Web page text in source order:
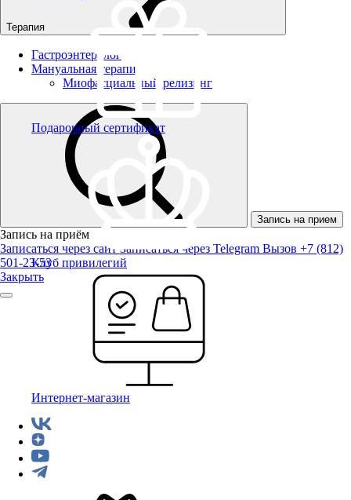
Терапия
Гастроэнтеролог
Мануальная терапия
Миофасциальный релизинг
Запись на прием
Запись на приём
Записаться через сайт Записаться через Telegram Вызов +7 (812)
501-23-53
Закрыть
Подарочный сертификат
Клуб привилегий
Интернет-магазин